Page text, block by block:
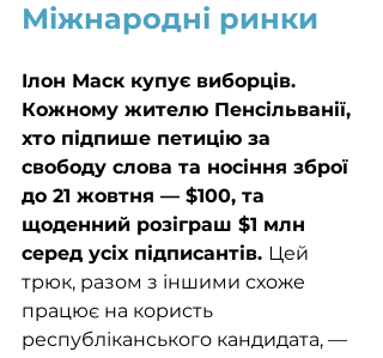
Міжнародні ринки
Ілон Маск купує виборців.
Кожному жителю Пенсільванії,
хто підпише петицію за
свободу слова та носіння зброї
до 21 жовтня — $100, та
щоденний розіграш $1 млн
серед усіх підписантів. Цей
трюк, разом з іншими схоже
працює на користь
республіканського кандидата, —